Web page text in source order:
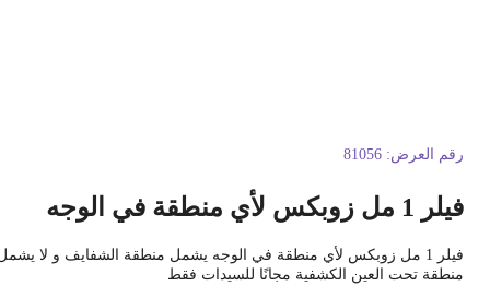
العرض: 81056
مل زوبكس لأي منطقة في الوجه
فيلر 1 مل زوبكس لأي منطقة في الوجه يشمل منطقة الشفايف و لا يشمل
تحت العين الكشفية مجانًا للسيدات فقط